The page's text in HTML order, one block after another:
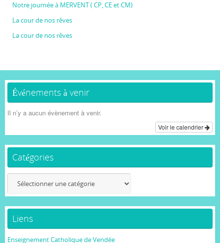
Notre journée à MERVENT ( CP, CE et CM)
La cour de nos rêves
La cour de nos rêves
Événements à venir
Il n’y a aucun évènement à venir.
Voir le calendrier
Catégories
Liens
Enseignement Catholique de Vendée